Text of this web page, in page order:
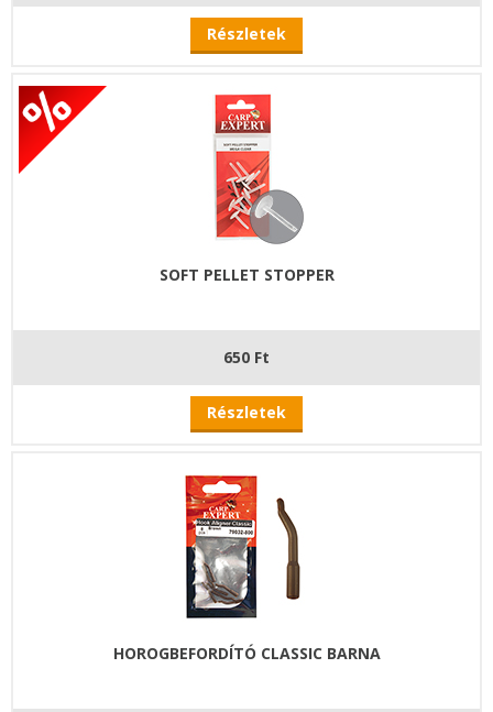
Részletek
SOFT PELLET STOPPER
650 Ft
Részletek
HOROGBEFORDÍTÓ CLASSIC BARNA